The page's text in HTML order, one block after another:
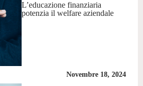
L’educazione finanziaria
potenzia il welfare aziendale
Novembre 18, 2024